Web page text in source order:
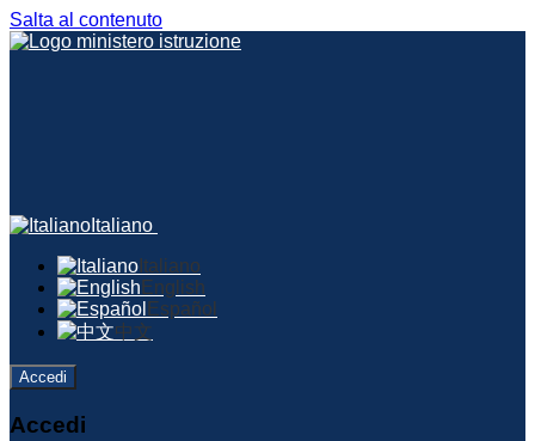
Salta al contenuto
Italiano
Italiano
English
Español
中文
Accedi
Accedi